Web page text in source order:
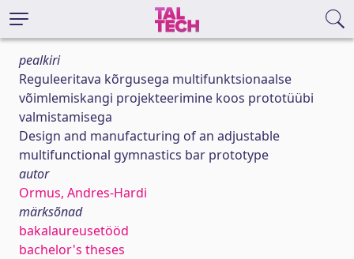
pealkiri
Reguleeritava kõrgusega multifunktsionaalse
võimlemiskangi projekteerimine koos prototüübi
valmistamisega
Design and manufacturing of an adjustable
multifunctional gymnastics bar prototype
autor
Ormus, Andres-Hardi
märksõnad
bakalaureusetööd
bachelor's theses